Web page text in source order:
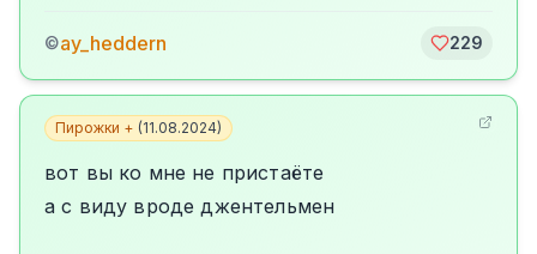
©ay_heddern 229
Пирожки + (11.08.2024)
вот вы ко мне не пристаёте
а с виду вроде джентельмен